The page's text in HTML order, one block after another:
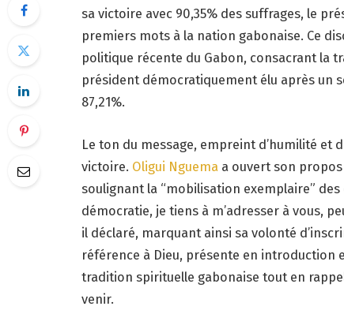
sa victoire avec 90,35% des suffrages, le
premiers mots à la nation gabonaise. Ce
politique récente du Gabon, consacrant la
président démocratiquement élu après un
87,21%.
Le ton du message, empreint d’humilité et
victoire. Oligui Nguema a ouvert son
soulignant la “mobilisation exemplaire”
démocratie, je tiens à m’adresser à vous,
il déclaré, marquant ainsi sa volonté
référence à Dieu, présente en introduction
tradition spirituelle gabonaise tout en
venir.